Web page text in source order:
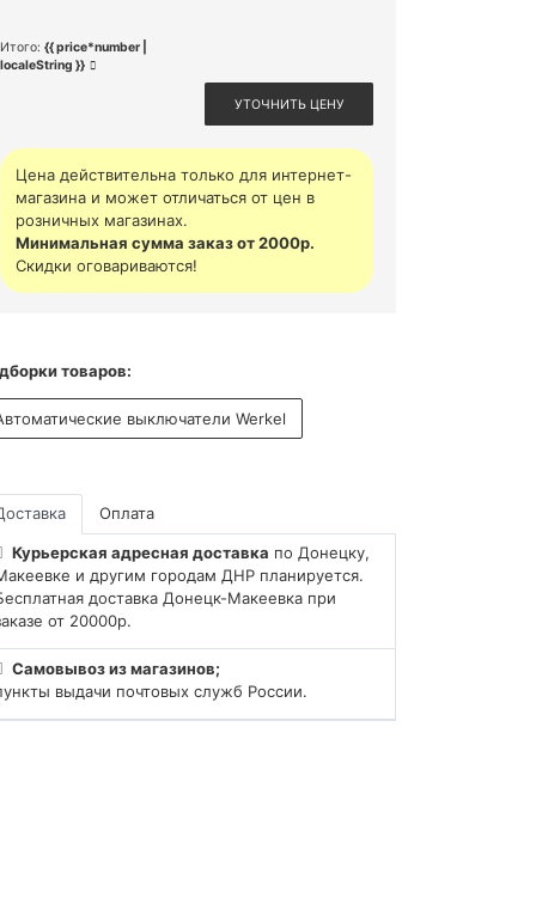
Итого: {{ price*number |
localeString }}
УТОЧНИТЬ ЦЕНУ
Цена действительна только для интернет-
магазина и может отличаться от цен в
розничных магазинах.
Минимальная сумма заказ от 2000р.
Скидки оговариваются!
товаров:
выключатели Werkel
Оплата
Курьерская адресная доставка по Донецку,
и другим городам ДНР планируется.
доставка Донецк-Макеевка при
от 20000р.
Самовывоз из магазинов;
выдачи почтовых служб России.